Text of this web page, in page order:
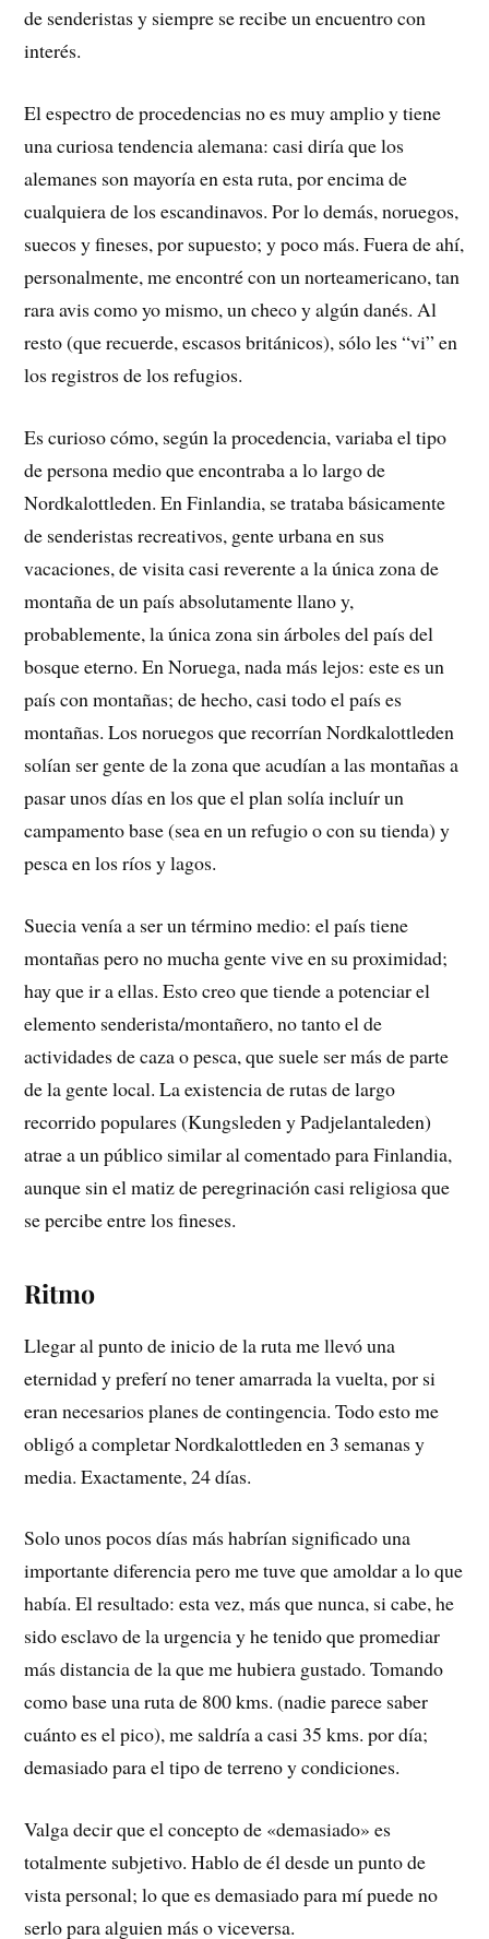
de senderistas y siempre se recibe un encuentro con
interés.
El espectro de procedencias no es muy amplio y tiene
una curiosa tendencia alemana: casi diría que los
alemanes son mayoría en esta ruta, por encima de
cualquiera de los escandinavos. Por lo demás, noruegos,
suecos y fineses, por supuesto; y poco más. Fuera de ahí,
personalmente, me encontré con un norteamericano, tan
rara avis como yo mismo, un checo y algún danés. Al
resto (que recuerde, escasos británicos), sólo les “vi” en
los registros de los refugios.
Es curioso cómo, según la procedencia, variaba el tipo
de persona medio que encontraba a lo largo de
Nordkalottleden. En Finlandia, se trataba básicamente
de senderistas recreativos, gente urbana en sus
vacaciones, de visita casi reverente a la única zona de
montaña de un país absolutamente llano y,
probablemente, la única zona sin árboles del país del
bosque eterno. En Noruega, nada más lejos: este es un
país con montañas; de hecho, casi todo el país es
montañas. Los noruegos que recorrían Nordkalottleden
solían ser gente de la zona que acudían a las montañas a
pasar unos días en los que el plan solía incluír un
campamento base (sea en un refugio o con su tienda) y
pesca en los ríos y lagos.
Suecia venía a ser un término medio: el país tiene
montañas pero no mucha gente vive en su proximidad;
hay que ir a ellas. Esto creo que tiende a potenciar el
elemento senderista/montañero, no tanto el de
actividades de caza o pesca, que suele ser más de parte
de la gente local. La existencia de rutas de largo
recorrido populares (Kungsleden y Padjelantaleden)
atrae a un público similar al comentado para Finlandia,
aunque sin el matiz de peregrinación casi religiosa que
se percibe entre los fineses.
Ritmo
Llegar al punto de inicio de la ruta me llevó una
eternidad y preferí no tener amarrada la vuelta, por si
eran necesarios planes de contingencia. Todo esto me
obligó a completar Nordkalottleden en 3 semanas y
media. Exactamente, 24 días.
Solo unos pocos días más habrían significado una
importante diferencia pero me tuve que amoldar a lo que
había. El resultado: esta vez, más que nunca, si cabe, he
sido esclavo de la urgencia y he tenido que promediar
más distancia de la que me hubiera gustado. Tomando
como base una ruta de 800 kms. (nadie parece saber
cuánto es el pico), me saldría a casi 35 kms. por día;
demasiado para el tipo de terreno y condiciones.
Valga decir que el concepto de «demasiado» es
totalmente subjetivo. Hablo de él desde un punto de
vista personal; lo que es demasiado para mí puede no
serlo para alguien más o viceversa.